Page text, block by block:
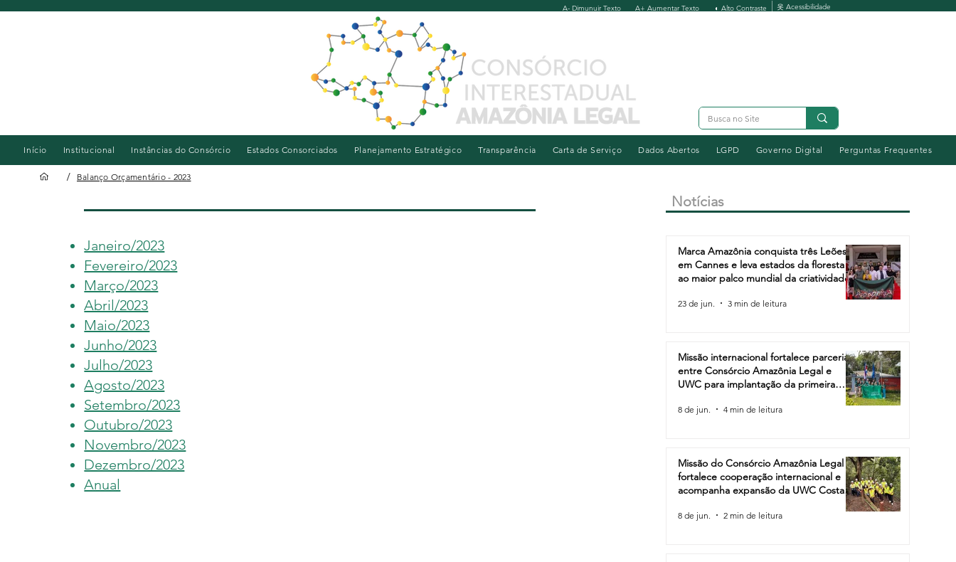
A+ Aumentar Texto ◐ Alto Contraste 옷 Acessibilidade
A- Dimunuir Texto
Início Institucional Instâncias do Consórcio Estados Consorciados Planejamento Estratégico Transparência Carta de Serviço Dados Abertos LGPD Governo Digital Perguntas Frequentes
Janeiro/2023
Fevereiro/2023
Março/2023
Abril/2023
Maio/2023
Junho/2023
Julho/2023
Agosto/2023
Setembro/2023
Outubro/2023
Novembro/2023
Dezembro/2023
Anual
Notícias
Marca Amazônia conquista três Leões
em Cannes e leva estados da floresta
ao maior palco mundial da criatividade
23 de jun. 3 min de leitura
Missão internacional fortalece parceria
entre Consórcio Amazônia Legal e
UWC para implantação da primeira
8 de jun. 4 min de leitura
Missão do Consórcio Amazônia Legal
fortalece cooperação internacional e
acompanha expansão da UWC Costa
8 de jun. 2 min de leitura
/ Balanço Orçamentário - 2023